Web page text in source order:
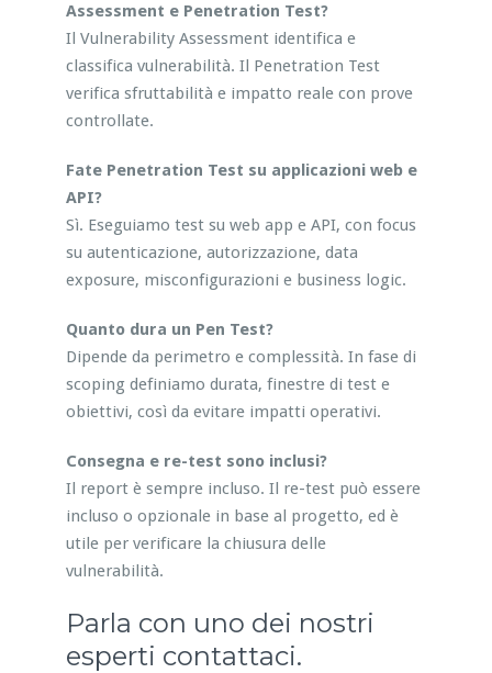
Assessment e Penetration Test?
Il Vulnerability Assessment identifica e
classifica vulnerabilità. Il Penetration Test
verifica sfruttabilità e impatto reale con prove
controllate.
Fate Penetration Test su applicazioni web e
API?
Sì. Eseguiamo test su web app e API, con focus
su autenticazione, autorizzazione, data
exposure, misconfigurazioni e business logic.
Quanto dura un Pen Test?
Dipende da perimetro e complessità. In fase di
scoping definiamo durata, finestre di test e
obiettivi, così da evitare impatti operativi.
Consegna e re-test sono inclusi?
Il report è sempre incluso. Il re-test può essere
incluso o opzionale in base al progetto, ed è
utile per verificare la chiusura delle
vulnerabilità.
Parla con uno dei nostri
esperti contattaci.